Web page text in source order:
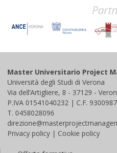
Master Universitario Project
Università degli Studi di Verona
Via dell’Artigliere, 8 - 37129 -
P.IVA 01541040232 | C.F.
T. 0458028096
Privacy policy | Cookie policy